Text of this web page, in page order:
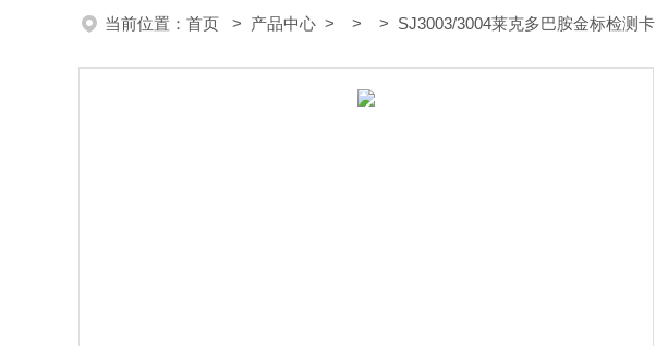
当前位置： 首页 > 产品中心 > > > SJ3003/3004莱克多巴胺金标检测卡